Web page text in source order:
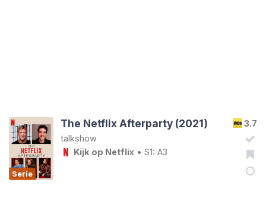
Serie
3.7
The Netflix Afterparty (2021)
talkshow
Kijk op Netflix • S1: A3